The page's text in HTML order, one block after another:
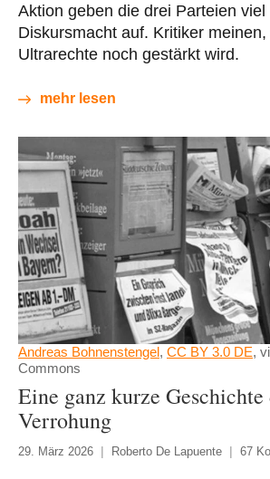
Aktion geben die drei Parteien
Diskursmacht auf. Kritiker
Ultrarechte noch gestärkt wird.
mehr lesen
Andreas Bohnenstengel, CC BY 3.0 DE,
Commons
Eine ganz kurze Geschichte
Verrohung
29. März 2026 Roberto De Lapuente 67